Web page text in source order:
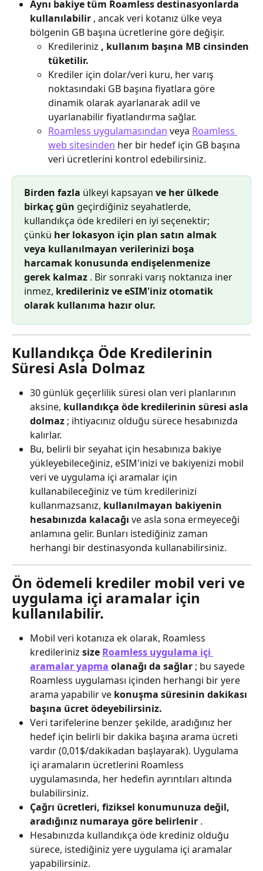
Aynı bakiye tüm Roamless destinasyonlarda
kullanılabilir , ancak veri kotanız ülke veya
bölgenin GB başına ücretlerine göre değişir.
Kredileriniz , kullanım başına MB cinsinden
tüketilir.
Krediler için dolar/veri kuru, her varış
noktasındaki GB başına fiyatlara göre
dinamik olarak ayarlanarak adil ve
uyarlanabilir fiyatlandırma sağlar.
Roamless uygulamasından veya Roamless
web sitesinden her bir hedef için GB başına
veri ücretlerini kontrol edebilirsiniz.
Birden fazla ülkeyi kapsayan ve her ülkede
birkaç gün geçirdiğiniz seyahatlerde,
kullandıkça öde kredileri en iyi seçenektir;
çünkü her lokasyon için plan satın almak
veya kullanılmayan verilerinizi boşa
harcamak konusunda endişelenmenize
gerek kalmaz . Bir sonraki varış noktanıza iner
inmez, kredileriniz ve eSIM'iniz otomatik
olarak kullanıma hazır olur.
Kullandıkça Öde Kredilerinin
Süresi Asla Dolmaz
30 günlük geçerlilik süresi olan veri planlarının
aksine, kullandıkça öde kredilerinin süresi asla
dolmaz ; ihtiyacınız olduğu sürece hesabınızda
kalırlar.
Bu, belirli bir seyahat için hesabınıza bakiye
yükleyebileceğiniz, eSIM'inizi ve bakiyenizi mobil
veri ve uygulama içi aramalar için
kullanabileceğiniz ve tüm kredilerinizi
kullanmazsanız, kullanılmayan bakiyenin
hesabınızda kalacağı ve asla sona ermeyeceği
anlamına gelir. Bunları istediğiniz zaman
herhangi bir destinasyonda kullanabilirsiniz.
Ön ödemeli krediler mobil veri ve
uygulama içi aramalar için
kullanılabilir.
Mobil veri kotanıza ek olarak, Roamless
kredileriniz size Roamless uygulama içi
aramalar yapma olanağı da sağlar ; bu sayede
Roamless uygulaması içinden herhangi bir yere
arama yapabilir ve konuşma süresinin dakikası
başına ücret ödeyebilirsiniz.
Veri tarifelerine benzer şekilde, aradığınız her
hedef için belirli bir dakika başına arama ücreti
vardır (0,01$/dakikadan başlayarak). Uygulama
içi aramaların ücretlerini Roamless
uygulamasında, her hedefin ayrıntıları altında
bulabilirsiniz.
Çağrı ücretleri, fiziksel konumunuza değil,
aradığınız numaraya göre belirlenir .
Hesabınızda kullandıkça öde krediniz olduğu
sürece, istediğiniz yere uygulama içi aramalar
yapabilirsiniz.